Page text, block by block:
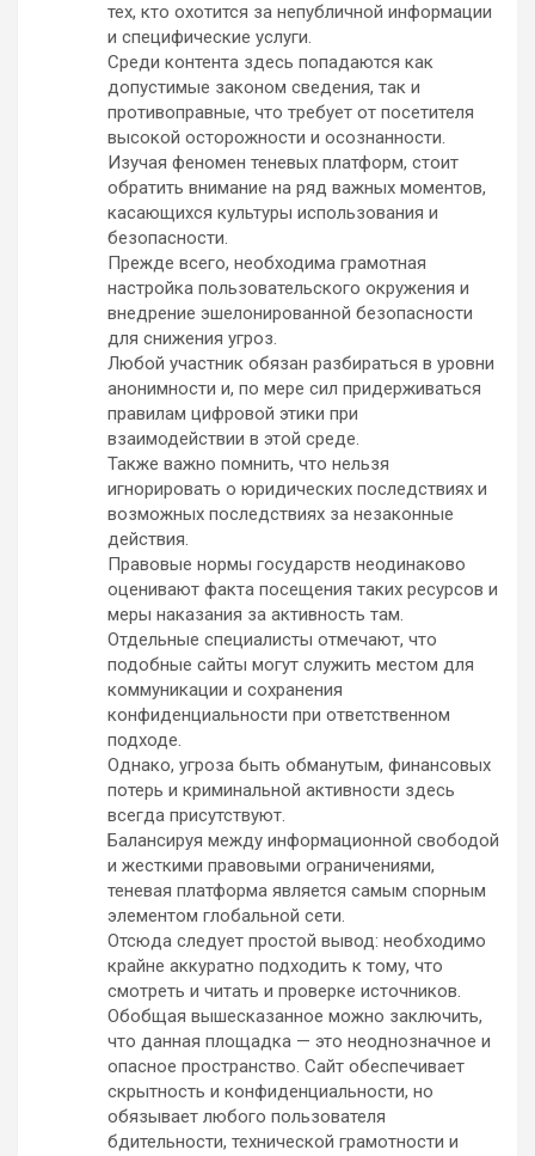
тех, кто охотится за непубличной информации
и специфические услуги.
Среди контента здесь попадаются как
допустимые законом сведения, так и
противоправные, что требует от посетителя
высокой осторожности и осознанности.
Изучая феномен теневых платформ, стоит
обратить внимание на ряд важных моментов,
касающихся культуры использования и
безопасности.
Прежде всего, необходима грамотная
настройка пользовательского окружения и
внедрение эшелонированной безопасности
для снижения угроз.
Любой участник обязан разбираться в уровни
анонимности и, по мере сил придерживаться
правилам цифровой этики при
взаимодействии в этой среде.
Также важно помнить, что нельзя
игнорировать о юридических последствиях и
возможных последствиях за незаконные
действия.
Правовые нормы государств неодинаково
оценивают факта посещения таких ресурсов и
меры наказания за активность там.
Отдельные специалисты отмечают, что
подобные сайты могут служить местом для
коммуникации и сохранения
конфиденциальности при ответственном
подходе.
Однако, угроза быть обманутым, финансовых
потерь и криминальной активности здесь
всегда присутствуют.
Балансируя между информационной свободой
и жесткими правовыми ограничениями,
теневая платформа является самым спорным
элементом глобальной сети.
Отсюда следует простой вывод: необходимо
крайне аккуратно подходить к тому, что
смотреть и читать и проверке источников.
Обобщая вышесказанное можно заключить,
что данная площадка — это неоднозначное и
опасное пространство. Сайт обеспечивает
скрытность и конфиденциальности, но
обязывает любого пользователя
бдительности, технической грамотности и